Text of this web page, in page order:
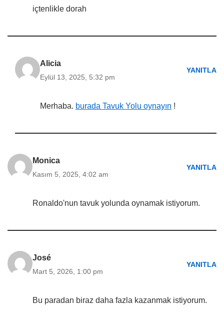
içtenlikle dorah
Alicia
Eylül 13, 2025, 5:32 pm
YANITLA
Merhaba. burada Tavuk Yolu oynayın !
Monica
Kasım 5, 2025, 4:02 am
YANITLA
Ronaldo'nun tavuk yolunda oynamak istiyorum.
José
Mart 5, 2026, 1:00 pm
YANITLA
Bu paradan biraz daha fazla kazanmak istiyorum.